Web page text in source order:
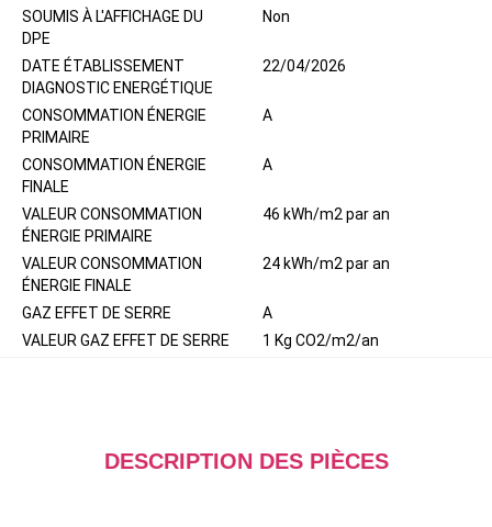
SOUMIS À L'AFFICHAGE DU
DPE
Non
DATE ÉTABLISSEMENT
DIAGNOSTIC ENERGÉTIQUE
22/04/2026
CONSOMMATION ÉNERGIE
PRIMAIRE
A
CONSOMMATION ÉNERGIE
FINALE
A
VALEUR CONSOMMATION
ÉNERGIE PRIMAIRE
46 kWh/m2 par an
VALEUR CONSOMMATION
ÉNERGIE FINALE
24 kWh/m2 par an
GAZ EFFET DE SERRE
A
VALEUR GAZ EFFET DE SERRE
1 Kg CO2/m2/an
DESCRIPTION DES PIÈCES